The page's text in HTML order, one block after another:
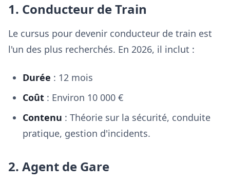
1. Conducteur de Train
Le cursus pour devenir conducteur de train est
l'un des plus recherchés. En 2026, il inclut :
Durée : 12 mois
Coût : Environ 10 000 €
Contenu : Théorie sur la sécurité, conduite
pratique, gestion d'incidents.
2. Agent de Gare